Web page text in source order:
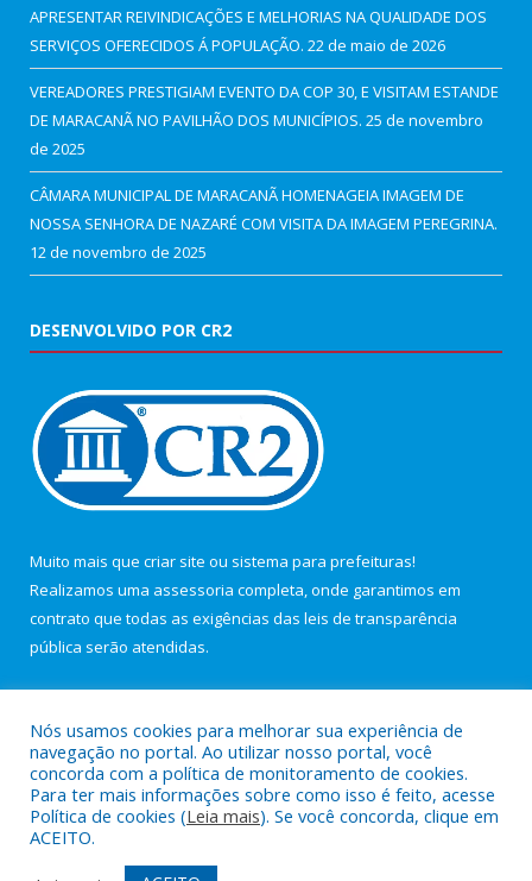
APRESENTAR REIVINDICAÇÕES E MELHORIAS NA QUALIDADE DOS
SERVIÇOS OFERECIDOS Á POPULAÇÃO. 22 de maio de 2026
VEREADORES PRESTIGIAM EVENTO DA COP 30, E VISITAM ESTANDE
DE MARACANÃ NO PAVILHÃO DOS MUNICÍPIOS. 25 de novembro
de 2025
CÂMARA MUNICIPAL DE MARACANÃ HOMENAGEIA IMAGEM DE
NOSSA SENHORA DE NAZARÉ COM VISITA DA IMAGEM PEREGRINA.
12 de novembro de 2025
DESENVOLVIDO POR CR2
Muito mais que criar site ou sistema para prefeituras!
Realizamos uma assessoria completa, onde garantimos em
contrato que todas as exigências das leis de transparência
pública serão atendidas.
Todos os direitos reservados a Câmara Municipal de Maracanã.
Nós usamos cookies para melhorar sua experiência de
navegação no portal. Ao utilizar nosso portal, você
concorda com a política de monitoramento de cookies.
Para ter mais informações sobre como isso é feito, acesse
Política de cookies (Leia mais). Se você concorda, clique em
ACEITO.